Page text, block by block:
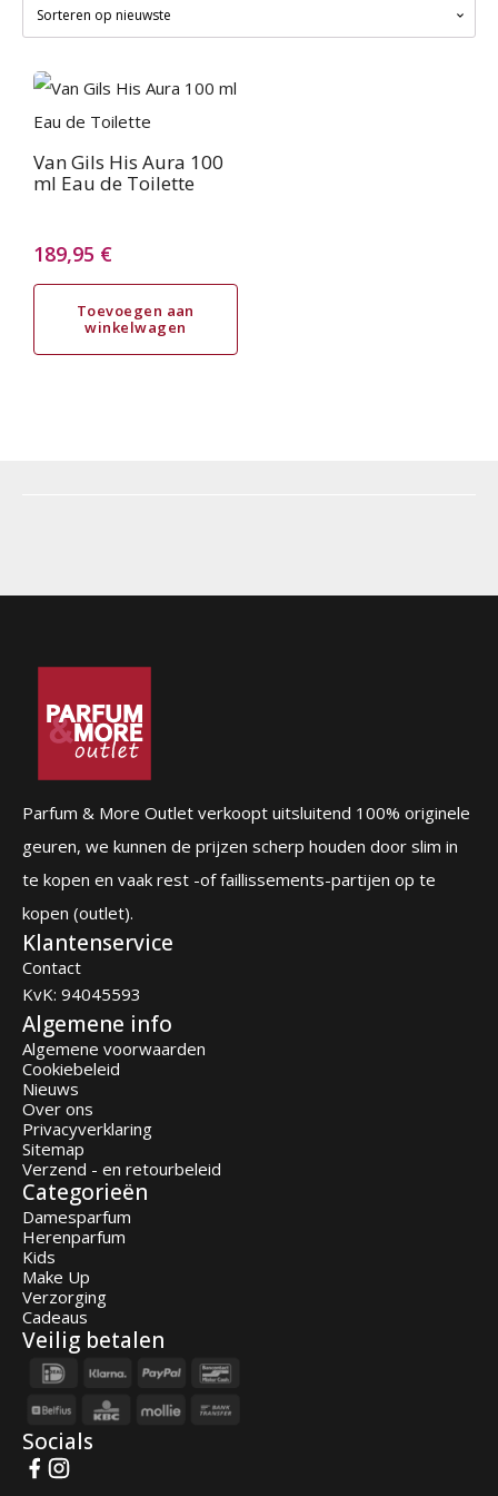
Van Gils His Aura 100
ml Eau de Toilette
189,95 €
Toevoegen aan
winkelwagen
Parfum & More Outlet verkoopt uitsluitend 100% originele
geuren, we kunnen de prijzen scherp houden door slim in
te kopen en vaak rest -of faillissements-partijen op te
kopen (outlet).
Klantenservice
Contact
KvK: 94045593
Algemene info
Algemene voorwaarden
Cookiebeleid
Nieuws
Over ons
Privacyverklaring
Sitemap
Verzend - en retourbeleid
Categorieën
Damesparfum
Herenparfum
Kids
Make Up
Verzorging
Cadeaus
Veilig betalen
Socials